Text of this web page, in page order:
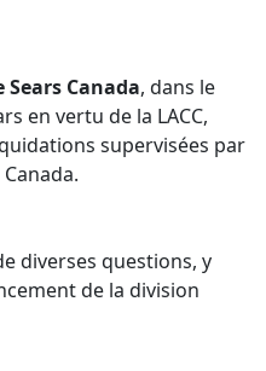
Canada, dans le
en vertu de la LACC,
supervisées par
diverses questions, y
de la division